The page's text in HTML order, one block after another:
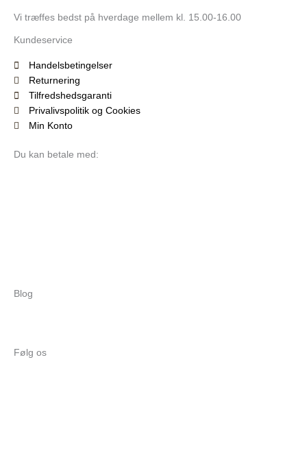
Vi træffes bedst på hverdage mellem kl. 15.00-16.00
Kundeservice
Handelsbetingelser
Returnering
Tilfredshedsgaranti
Privalivspolitik og Cookies
Min Konto
Du kan betale med:
Blog
Følg os